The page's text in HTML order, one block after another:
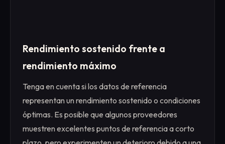
Rendimiento sostenido frente a
rendimiento máximo
Tenga en cuenta si los datos de referencia
representan un rendimiento sostenido o condiciones
óptimas. Es posible que algunos proveedores
muestren excelentes puntos de referencia a corto